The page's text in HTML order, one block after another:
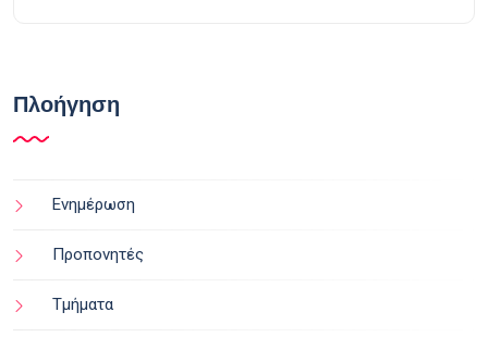
Πλοήγηση
Ενημέρωση
Προπονητές
Τμήματα